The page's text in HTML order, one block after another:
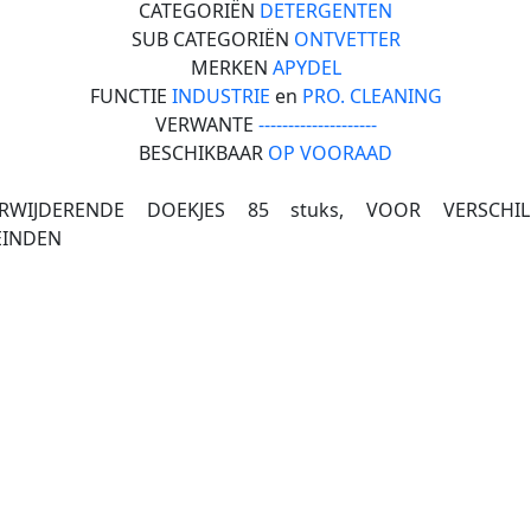
CATEGORIËN DETERGENTEN
SUB CATEGORIËN ONTVETTER
MERKEN APYDEL
FUNCTIE INDUSTRIE en PRO. CLEANING
VERWANTE --------------------
BESCHIKBAAR OP VOORAAD
DOEKJES 85 stuks, VOOR